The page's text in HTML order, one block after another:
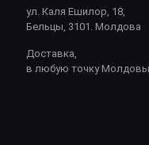
ул. Каля Ешилор, 18,
Бельцы, 3101. Молдова
Доставка,
в любую точку Молдовы